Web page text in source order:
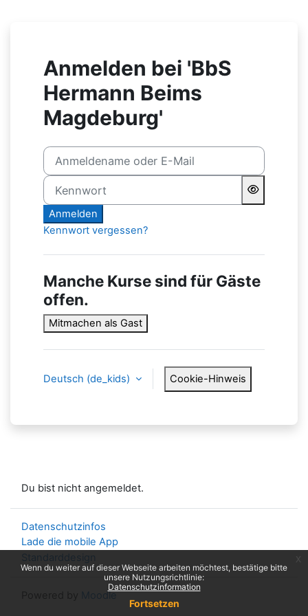
Wenn du weiter auf dieser Webseite arbeiten möchtest, bestätige bitte
unsere Nutzungsrichtlinie:
Datenschutzinformation
Fortsetzen
Anmelden bei 'BbS
Hermann Beims
Magdeburg'
Anmeldename oder E-Mail
Kennwort
Anmelden
Kennwort vergessen?
Manche Kurse sind für Gäste
offen.
Mitmachen als Gast
Deutsch ‎(de_kids)‎ Cookie-Hinweis
Du bist nicht angemeldet.
Datenschutzinfos
Lade die mobile App
Standarddesign
Moodle